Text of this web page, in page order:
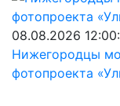
08.08.2026
Нижегородцы
фотопроекта